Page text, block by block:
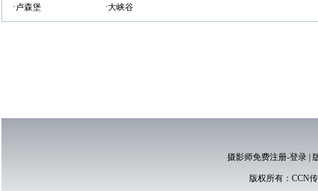
·卢森堡 ·大峡谷
摄影师免费注册-登录|
版权所有： CCN